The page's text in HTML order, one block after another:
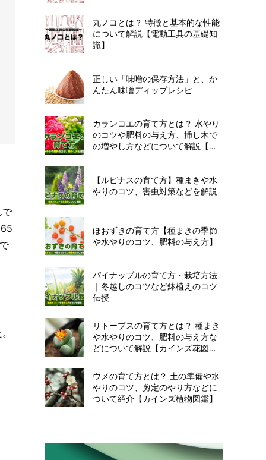
で
丸ノコとは？ 特徴と基本的な性能
について解説【電動工具の基礎知
識】
正しい「味噌の保存方法」と、か
んたん味噌ディップレシピ
カランコエの育て方とは？ 水やり
のコツや肥料の与え方、挿し木で
の増やし方などについて解説【カ
【ルピナスの育て方】種まきや水
やりのコツ、害虫対策などを解説
ほおずきの育て方【種まきの季節
や水やりのコツ、肥料の与え方】
パイナップルの育て方・栽培方法
｜冬越しのコツなど鉢植えのコツ
伝授
リトープスの育て方とは？ 種まき
や水やりのコツ、肥料の与え方な
どについて解説【カインズ花図
ウメの育て方とは？ 土の準備や水
やりのコツ、剪定のやり方などに
ついて紹介【カインズ植物図鑑】